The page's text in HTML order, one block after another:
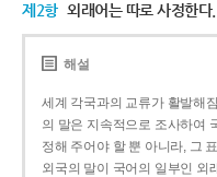
제2항 외래어는 따로 사정한다.
해설
세계 각국과의 교류가 활발해
의 말은 지속적으로 조사하여
정해 주어야 할 뿐 아니라, 그
외국의 말이 국어의 일부인 외